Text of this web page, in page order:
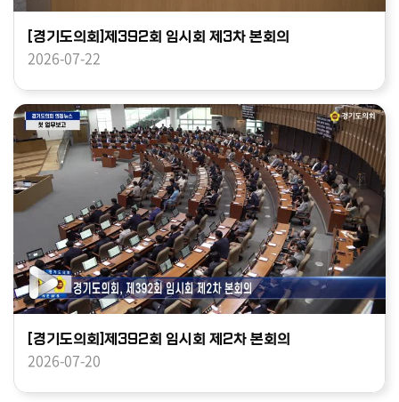
[경기도의회]제392회 임시회 제3차 본회의
2026-07-22
[경기도의회]제392회 임시회 제2차 본회의
2026-07-20